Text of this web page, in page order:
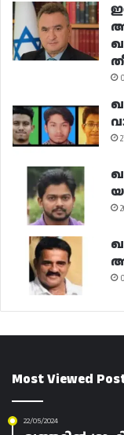
Most Viewed
22/05/2024